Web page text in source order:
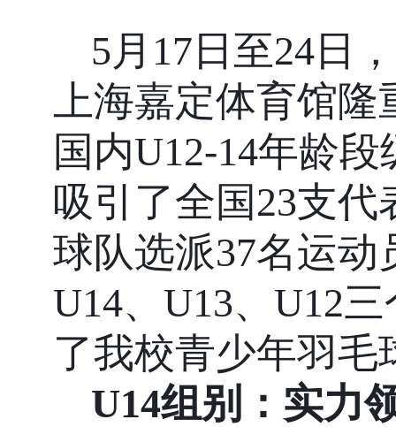
5月 17 日至24日，
上海嘉定体育馆
国内U12-14年龄段
吸引了全国23支代
球队选派37名运动
U14、 U13、 U12
了我校青少年羽
U14组别：实力